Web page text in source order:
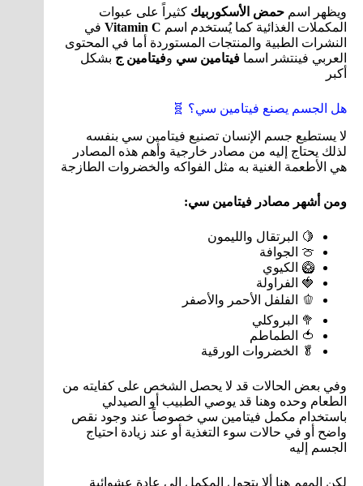
ويظهر اسم حمض الأسكوربيك كثيراً على عبوات
المكملات الغذائية كما يُستخدم اسم Vitamin C في
النشرات الطبية والمنتجات المستوردة أما في المحتوى
العربي فينتشر اسما فيتامين سي وفيتامين ج بشكل
أكبر
هل الجسم يصنع فيتامين سي؟ 🧬
لا يستطيع جسم الإنسان تصنيع فيتامين سي بنفسه
لذلك يحتاج إليه من مصادر خارجية وأهم هذه المصادر
هي الأطعمة الغنية به مثل الفواكه والخضروات الطازجة
ومن أشهر مصادر فيتامين سي:
🍋 البرتقال والليمون
🍈 الجوافة
🥝 الكيوي
🍓 الفراولة
🫑 الفلفل الأحمر والأصفر
🥦 البروكلي
🍅 الطماطم
🥬 الخضروات الورقية
وفي بعض الحالات قد لا يحصل الشخص على كفايته من
الطعام وحده وهنا قد يوصي الطبيب أو الصيدلي
باستخدام مكمل فيتامين سي خصوصاً عند وجود نقص
واضح أو في حالات سوء التغذية أو عند زيادة احتياج
الجسم إليه
لكن المهم هنا ألا يتحول المكمل إلى عادة عشوائية